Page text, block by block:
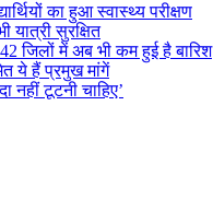
का हुआ स्वास्थ्य परीक्षण
सुरक्षित
जिलों में अब भी कम हुई है बारिश
ये हैं प्रमुख मांगें
नहीं टूटनी चाहिए’